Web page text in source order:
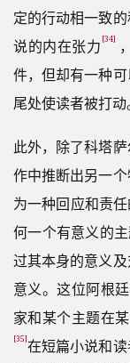
定的行动相一致
说的内在张力 [34]
件，但却有一种
尾处使读者被打动
此外，除了科塔
作中推断出另一
为一种回应和责
何一个有意义的
过其本身的意义
意义。这位阿根
家和某个主题在
[35]在短篇小说和